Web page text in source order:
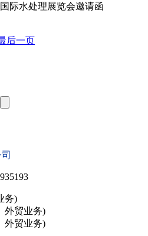
际水处理展览会邀请函
后一页
务)
外贸业务)
外贸业务)